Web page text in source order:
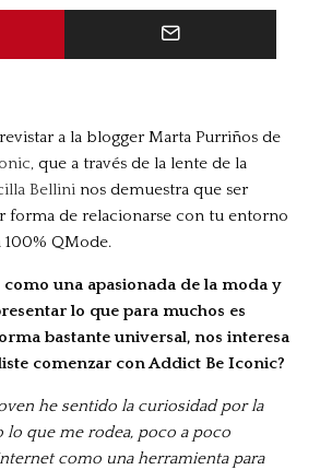
a la blogger Marta Purriños de
que a través de la lente de la
Bellini nos demuestra que ser
forma de relacionarse con tu entorno
QMode.
una apasionada de la moda y
lo que para muchos es
bastante universal, nos interesa
comenzar con Addict Be Iconic?
he sentido la curiosidad por la
que me rodea, poco a poco
como una herramienta para